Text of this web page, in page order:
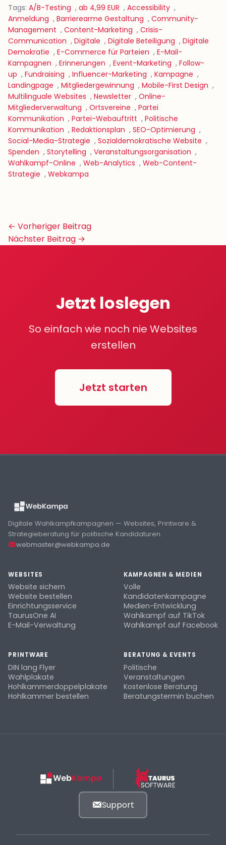
Tags: A/B-Testing , ab 4,99 EUR , Accessibility ,
Anmeldung , Barrierearme Gestaltung , Community-
Management , Content-Marketing , Crisis-
Communication , Digitale , Digitale Beteiligung , Digitale
Demokratie , E-Commerce für Parteien , E-Mail-
Kampagnen , Erinnerungen , Event-Marketing , Follow-
up , Fundraising , Influencer-Marketing , Kampagne ,
Landingpage , Mitgliedergewinnung , Mobile-First Design ,
Multilinguale Websites , Newsletter , Online-
Mitgliederverwaltung , Ortsvereine , Partei
Kommunikation , Partei-Webauftritt , Politische
Kommunikation , Redaktionsplan , SEO-Optimierung ,
Social-Media-Strategie , Sozialdemokratische Website ,
Spenden , Storytelling , Veranstaltungsorganisation ,
Wahlkampf-Online , Web-Analytics , Web-Content-
Strategie , Webkampa
Beitrags-
Navigation
← Vorheriger Beitrag
Nächster Beitrag →
Jetzt loslegen
So einfach wie noch nie Websites
erstellen
Jetzt starten
Digitale Wahlkampfkampagnen — Websites, Printware &
Strategieberatung für politische Kandidaturen.
webmaster@webkampa.de
WEBSITES
Website sichern
Website bestellen
Einrichtungsservice
TaurusOne AI
E-Mail-Verwaltung
KAMPAGNEN & MEDIEN
Volle
Kandidatenkampagne
Medien-Entwicklung
Wahlkampf auf TikTok
Wahlkampf auf Facebook
PRINTWARE
DIN lang Flyer
Wahlplakate
Hohlkammerdoppelplakate
Hohlkammer bestellen
BERATUNG & EVENTS
Politische
Veranstaltungen
Kostenlose Beratung
Beratungstermin buchen
Support